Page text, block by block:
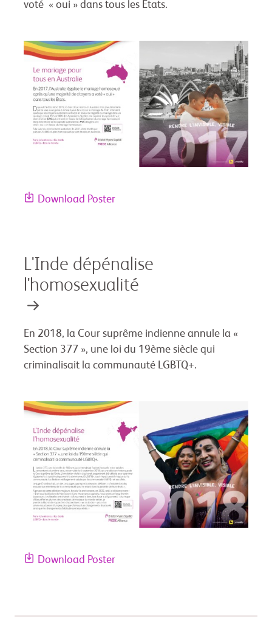
voté « oui » dans tous les États.
Download Poster
L'Inde dépénalise
l'homosexualité
En 2018, la Cour suprême indienne annule la «
Section 377 », une loi du 19ème siècle qui
criminalisait la communauté LGBTQ+.
Download Poster